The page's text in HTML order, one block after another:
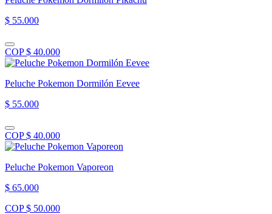
$ 55.000
COP $ 40.000
Peluche Pokemon Dormilón Eevee
$ 55.000
COP $ 40.000
Peluche Pokemon Vaporeon
$ 65.000
COP $ 50.000